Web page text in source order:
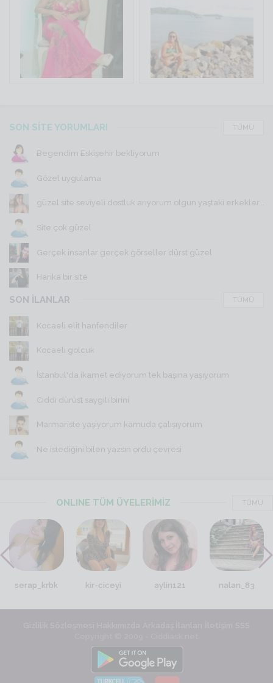
SON SİTE YORUMLARI TÜMÜ
Begendim Eskişehir bekliyorum
Gözel uygulama
güzel site seviyeli dostluk arıyorum olgun yaştaki erkekler...
Site çok güzel
Gerçek insanlar gerçek görseller dürst güzel
Harika bir site
SON İLANLAR TÜMÜ
Kocaeli elit hanfendiler
Kocaeli golcuk
İstanbul'da ikamet ediyorum tek başına yaşıyorum
Ciddi dürüst saygili birini
Marmariste yaşıyorum kamuda çalışıyorum
Ne istediğini bilen yazsın ordu çevresi
ONLINE TÜM ÜYELERİMİZ TÜMÜ
serap_krbk kir-ciceyi aylin121 nalan_83